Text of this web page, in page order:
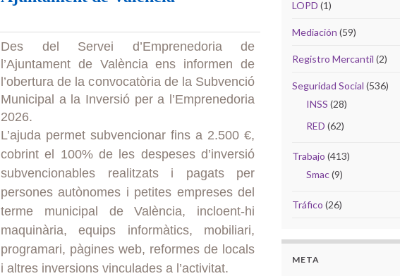
Des del Servei d’Emprenedoria de
l’Ajuntament de València ens informen de
l’obertura de la convocatòria de la Subvenció
Municipal a la Inversió per a l’Emprenedoria
2026.
L’ajuda permet subvencionar fins a 2.500 €,
cobrint el 100% de les despeses d’inversió
subvencionables realitzats i pagats per
persones autònomes i petites empreses del
terme municipal de València, incloent-hi
maquinària, equips informàtics, mobiliari,
programari, pàgines web, reformes de locals
i altres inversions vinculades a l’activitat.
LOPD (1)
Mediación (59)
Registro Mercantil (2)
Seguridad Social (536)
INSS (28)
RED (62)
Trabajo (413)
Smac(9)
Tráfico (26)
META